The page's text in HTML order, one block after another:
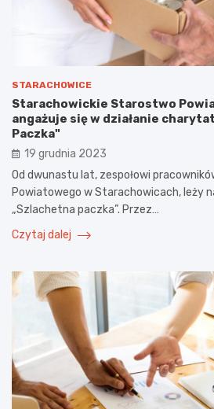
STARACHOWICE
Starachowickie Starostwo
angażuje się w działanie
Paczka"
19 grudnia 2023
Od dwunastu lat, zespołowi
Powiatowego w Starachowicach, leży
„Szlachetna paczka”. Przez…
Czytaj dalej